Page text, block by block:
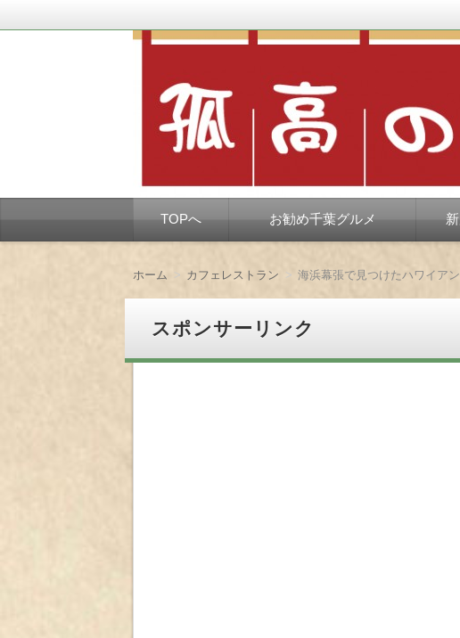
孤高の千葉グルメ
千葉市を中心とした、孤独なようで孤独でもない、ち
TOPへ お勧め千葉グルメ
ホーム カフェレストラン
スポンサーリンク